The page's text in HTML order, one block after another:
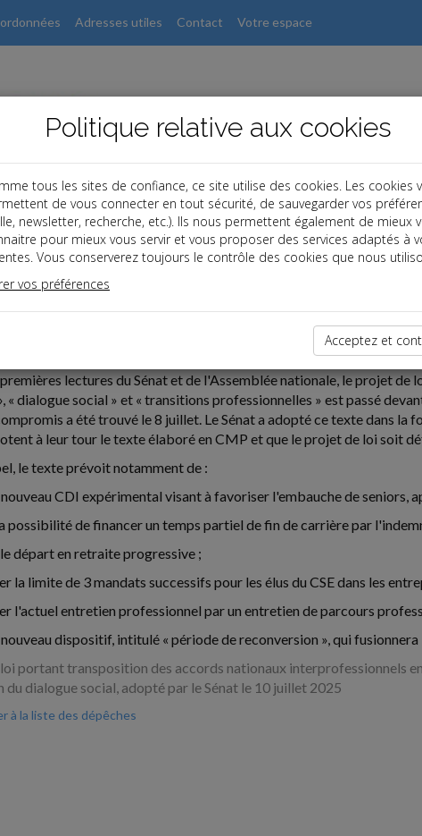
Adresses utiles Contact Votre espace
07-23
LOI SENIORS ET DIALOGUE SOCIAL
lectures du Sénat et de l'Assemblée nationale, le projet
« dialogue social » et « transitions professionnelles » est passé
a été trouvé le 8 juillet. Le Sénat a adopté ce texte dans la
à leur tour le texte élaboré en CMP et que le projet de loi soit
le texte prévoit notamment de :
CDI expérimental visant à favoriser l'embauche de seniors,
possibilité de financer un temps partiel de fin de carrière par
départ en retraite progressive ;
la limite de 3 mandats successifs pour les élus du CSE dans les
l'actuel entretien professionnel par un entretien de parcours
dispositif, intitulé « période de reconversion », qui
portant transposition des accords nationaux interprofessionnels
du dialogue social, adopté par le Sénat le 10 juillet 2025
à la liste des dépêches
Politique relative aux cookies
tous les sites de confiance, ce site utilise des cookies. Les cookies
de vous connecter en tout sécurité, de sauvegarder vos
newsletter, recherche, etc.). Ils nous permettent également de mieux
pour mieux vous servir et vous proposer des services adaptés à
Vous conserverez toujours le contrôle des cookies que nous
vos préférences
Acceptez et